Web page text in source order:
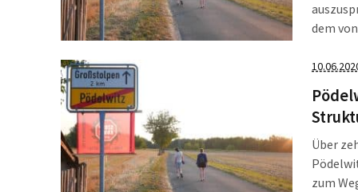
dem
Über
zum